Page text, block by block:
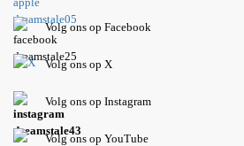
Volg ons op Facebook
Volg ons op X
Volg ons op Instagram
Volgons op YouTube